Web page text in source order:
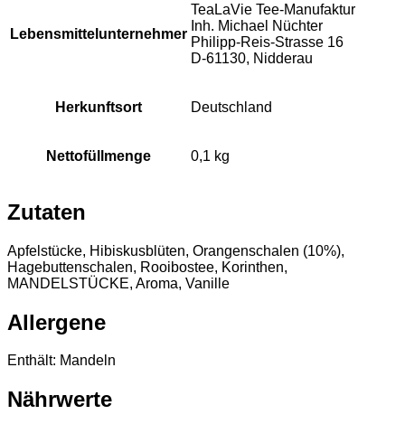
Lebensmittelunternehmer
TeaLaVie Tee-Manufaktur
Inh. Michael Nüchter
Philipp-Reis-Strasse 16
D-61130, Nidderau
Herkunftsort Deutschland
Nettofüllmenge 0,1 kg
Zutaten
Apfelstücke, Hibiskusblüten, Orangenschalen (10%),
Hagebuttenschalen, Rooibostee, Korinthen,
MANDELSTÜCKE, Aroma, Vanille
Allergene
Enthält: Mandeln
Nährwerte